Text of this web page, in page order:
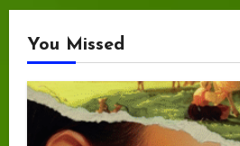
You Missed